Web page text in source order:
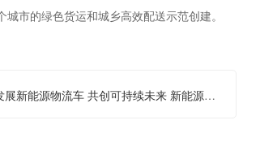
市的绿色货运和城乡高效配送示范创建。
新能源物流车 共创可持续未来 新能源物流车哪里租车便宜